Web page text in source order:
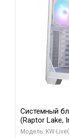
Системный
(Raptor Lake,
Gigabyte
Модель: KW-